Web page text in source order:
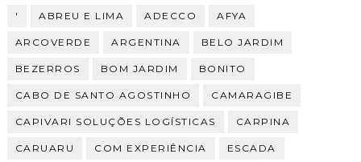
' ABREU E LIMA ADECCO AFYA
ARCOVERDE ARGENTINA BELO JARDIM
BEZERROS BOM JARDIM BONITO
CABO DE SANTO AGOSTINHO CAMARAGIBE
CAPIVARI SOLUÇÕES LOGÍSTICAS CARPINA
CARUARU COM EXPERIÊNCIA ESCADA